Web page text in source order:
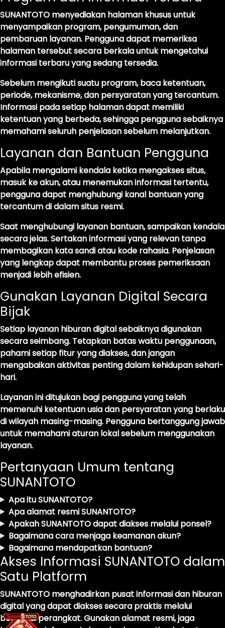
SUNANTOTO menyediakan halaman khusus untuk
menyampaikan program, pengumuman, dan
pembaruan layanan. Pengguna dapat memeriksa
halaman tersebut secara berkala untuk mengetahui
informasi terbaru yang sedang tersedia.
Sebelum mengikuti suatu program, baca ketentuan,
periode, mekanisme, dan persyaratan yang tercantum.
Informasi pada setiap halaman dapat memiliki
ketentuan yang berbeda, sehingga pengguna sebaiknya
memahami seluruh penjelasan sebelum melanjutkan.
Layanan dan Bantuan Pengguna
Apabila mengalami kendala ketika mengakses situs,
masuk ke akun, atau menemukan informasi tertentu,
pengguna dapat menghubungi kanal bantuan yang
tercantum di dalam situs resmi.
Saat menghubungi layanan bantuan, sampaikan kendala
secara jelas. Sertakan informasi yang relevan tanpa
membagikan kata sandi atau kode rahasia. Penjelasan
yang lengkap dapat membantu proses pemeriksaan
menjadi lebih efisien.
Gunakan Layanan Digital Secara
Bijak
Setiap layanan hiburan digital sebaiknya digunakan
secara seimbang. Tetapkan batas waktu penggunaan,
pahami setiap fitur yang diakses, dan jangan
mengabaikan aktivitas penting dalam kehidupan sehari-
hari.
Layanan ini ditujukan bagi pengguna yang telah
memenuhi ketentuan usia dan persyaratan yang berlaku
di wilayah masing-masing. Pengguna bertanggung jawab
untuk memahami aturan lokal sebelum menggunakan
layanan.
Pertanyaan Umum tentang
SUNANTOTO
Apa itu SUNANTOTO?
Apa alamat resmi SUNANTOTO?
Apakah SUNANTOTO dapat diakses melalui ponsel?
Bagaimana cara menjaga keamanan akun?
Bagaimana mendapatkan bantuan?
Akses Informasi SUNANTOTO dalam
Satu Platform
SUNANTOTO menghadirkan pusat informasi dan hiburan
digital yang dapat diakses secara praktis melalui
berbagai perangkat. Gunakan alamat resmi, jaga